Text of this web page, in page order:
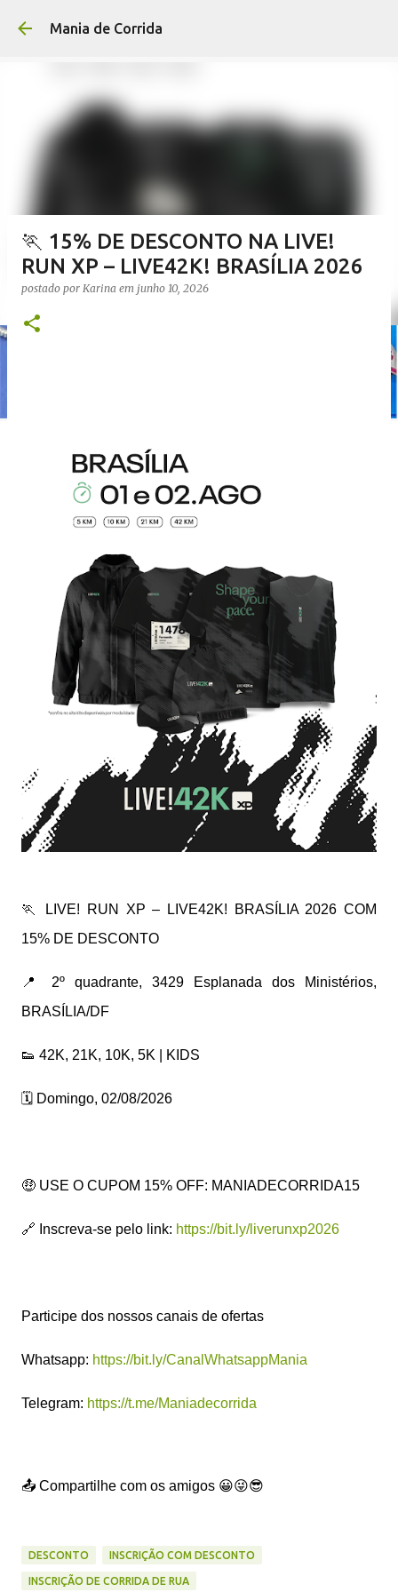
Mania de Corrida
🏃 15% DE DESCONTO NA LIVE!
RUN XP – LIVE42K! BRASÍLIA 2026
postado por Karina em junho 10, 2026
🏃 LIVE! RUN XP – LIVE42K! BRASÍLIA 2026 COM
15% DE DESCONTO
📍 2º quadrante, 3429 Esplanada dos Ministérios,
BRASÍLIA/DF
👟 42K, 21K, 10K, 5K | KIDS
🗓️ Domingo, 02/08/2026
🤑 USE O CUPOM 15% OFF: MANIADECORRIDA15
🔗 Inscreva-se pelo link: https://bit.ly/liverunxp2026
Participe dos nossos canais de ofertas
Whatsapp: https://bit.ly/CanalWhatsappMania
Telegram: https://t.me/Maniadecorrida
📤 Compartilhe com os amigos 😀😜😎
DESCONTO INSCRIÇÃO COM DESCONTO
INSCRIÇÃO DE CORRIDA DE RUA